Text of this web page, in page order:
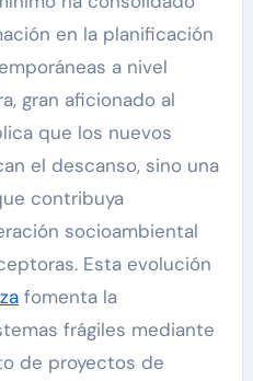
en la planificación
a nivel
gran aficionado al
que los nuevos
el descanso, sino una
contribuya
socioambiental
Esta evolución
fomenta la
frágiles mediante
de proyectos de